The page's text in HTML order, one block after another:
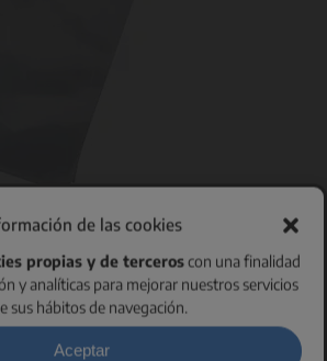
de las cookies
propias y de terceroscon una finalidad
y analíticas para mejorar nuestros servicios
sus hábitos de navegación.
Aceptar
en forma de botella.